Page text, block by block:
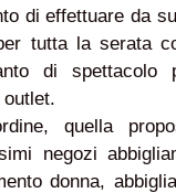
di effettuare da
tutta la serata
di spettacolo
quella
negozi
donna,